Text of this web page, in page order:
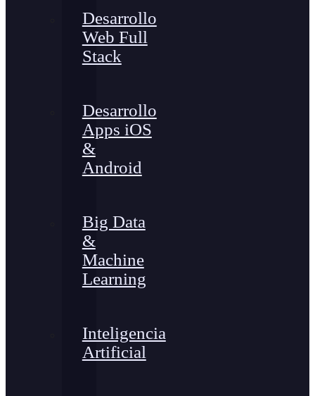
Desarrollo
Web Full
Stack
Desarrollo
Apps iOS
&
Android
Big Data
&
Machine
Learning
Inteligencia
Artificial